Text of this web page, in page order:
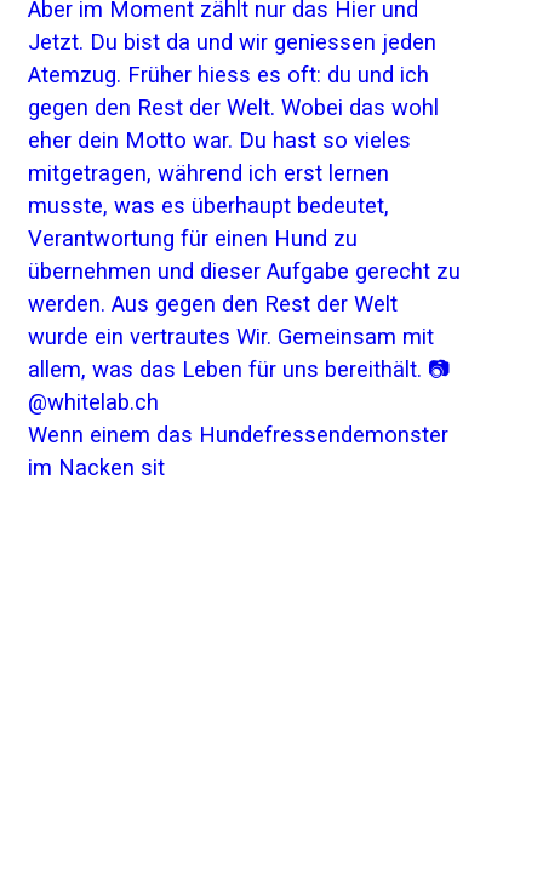
Wenn einem das Hundefressendemonster
im Nacken sit